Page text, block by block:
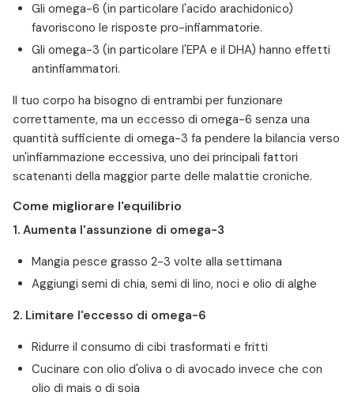
Gli omega-6 (in particolare l'acido arachidonico)
favoriscono le risposte pro-infiammatorie.
Gli omega-3 (in particolare l'EPA e il DHA) hanno effetti
antinfiammatori.
Il tuo corpo ha bisogno di entrambi per funzionare
correttamente, ma un eccesso di omega-6 senza una
quantità sufficiente di omega-3 fa pendere la bilancia verso
un'infiammazione eccessiva, uno dei principali fattori
scatenanti della maggior parte delle malattie croniche.
Come migliorare l'equilibrio
1. Aumenta l'assunzione di omega-3
Mangia pesce grasso 2-3 volte alla settimana
Aggiungi semi di chia, semi di lino, noci e olio di alghe
2. Limitare l'eccesso di omega-6
Ridurre il consumo di cibi trasformati e fritti
Cucinare con olio d'oliva o di avocado invece che con
olio di mais o di soia